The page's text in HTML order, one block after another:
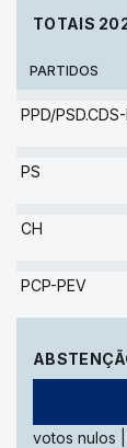
TOTAIS
PARTIDOS
PPD/
PS
CH
PCP-PEV
votos nulos |